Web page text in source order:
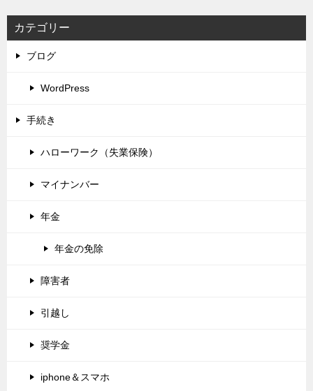
カテゴリー
ブログ
WordPress
手続き
ハローワーク（失業保険）
マイナンバー
年金
年金の免除
障害者
引越し
奨学金
iphone＆スマホ